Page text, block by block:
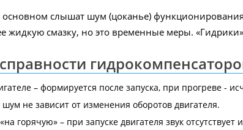
слышат шум (цоканье)
жидкую смазку, но это временные меры.
– формируется после запуска, при прогреве -
не зависит от изменения оборотов двигателя.
горячую» – при запуске двигателя звук